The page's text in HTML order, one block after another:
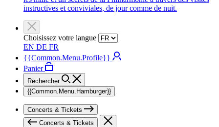
instructives et conviviales, de jour comme de nuit.
Choisissez votre langue
EN DE FR
{{Common.Menu.Profile}}
Panier
Rechercher
{{Common.Menu.Hamburger}}
Concerts & Tickets
Concerts & Tickets